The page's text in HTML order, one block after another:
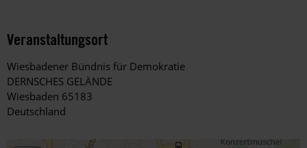
Veranstaltungsort
Wiesbadener Bündnis für Demokratie
DERNSCHES GELÄNDE
Wiesbaden 65183
Deutschland